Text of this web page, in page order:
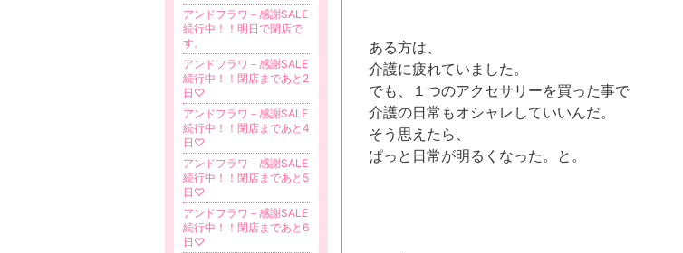
ある方は、
介護に疲れていました。
でも、１つのアクセサリーを買った事で
介護の日常もオシャレしていいんだ。
そう思えたら、
ぱっと日常が明るくなった。と。
アンドフラワ－感謝SALE
続行中！！明日で閉店で
す。
アンドフラワ－感謝SALE
続行中！！閉店まであと2
日♡
アンドフラワ－感謝SALE
続行中！！閉店まであと4
日♡
アンドフラワ－感謝SALE
続行中！！閉店まであと5
日♡
アンドフラワ－感謝SALE
続行中！！閉店まであと6
日♡